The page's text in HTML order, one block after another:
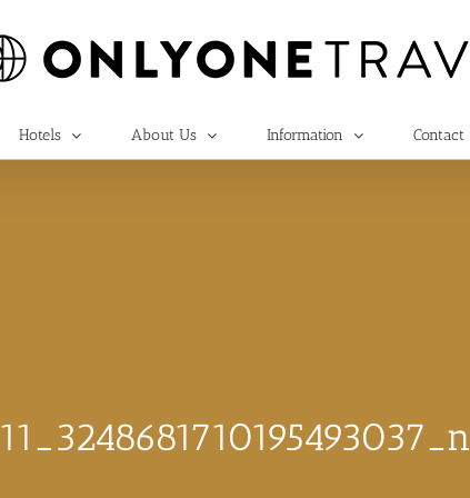
Hotels About Us Information Contact